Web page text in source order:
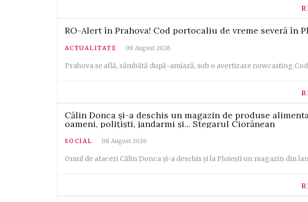
RO-Alert în Prahova! Cod portocaliu de vreme severă în
ACTUALITATE 08 August 2026
Prahova se află, sâmbătă după-amiază, sub o avertizare nowcasting
Călin Donca și-a deschis un magazin de produse
oameni, polițiști, jandarmi și... Stegarul Ciorănean
SOCIAL 08 August 2026
Omul de afaceri Călin Donca și-a deschis și la Ploiești un magazin din